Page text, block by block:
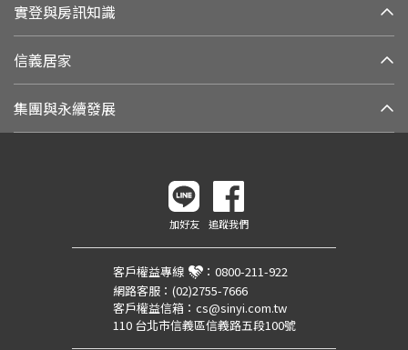
實登與房訊知識
信義居家
集團與永續發展
加好友 追蹤我們
客戶權益專線 ： 0800-211-922
網路客服： (02)2755-7666
客戶權益信箱： cs@sinyi.com.tw
110 台北市信義區信義路五段100號